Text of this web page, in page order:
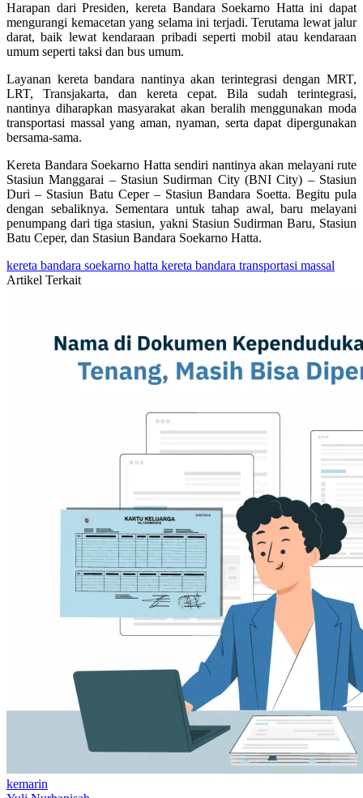
Harapan dari Presiden, kereta Bandara Soekarno Hatta ini dapat
mengurangi kemacetan yang selama ini terjadi. Terutama lewat jalur
darat, baik lewat kendaraan pribadi seperti mobil atau kendaraan
umum seperti taksi dan bus umum.
Layanan kereta bandara nantinya akan terintegrasi dengan MRT,
LRT, Transjakarta, dan kereta cepat. Bila sudah terintegrasi,
nantinya diharapkan masyarakat akan beralih menggunakan moda
transportasi massal yang aman, nyaman, serta dapat dipergunakan
bersama-sama.
Kereta Bandara Soekarno Hatta sendiri nantinya akan melayani rute
Stasiun Manggarai – Stasiun Sudirman City (BNI City) – Stasiun
Duri – Stasiun Batu Ceper – Stasiun Bandara Soetta. Begitu pula
dengan sebaliknya. Sementara untuk tahap awal, baru melayani
penumpang dari tiga stasiun, yakni Stasiun Sudirman Baru, Stasiun
Batu Ceper, dan Stasiun Bandara Soekarno Hatta.
kereta bandara soekarno hatta kereta bandara transportasi massal
Artikel Terkait
kemarin